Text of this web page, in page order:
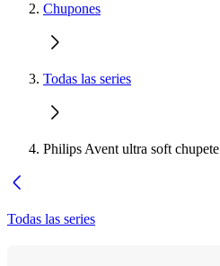
Chupones
Todas las series
Philips Avent ultra soft chupete
Todas las series